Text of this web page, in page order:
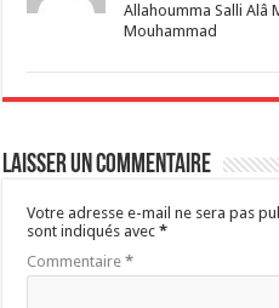
Allahoumma Salli Alâ
Mouhammad
Laisser un commentaire
Votre adresse e-mail ne sera pas
sont indiqués avec*
Commentaire*